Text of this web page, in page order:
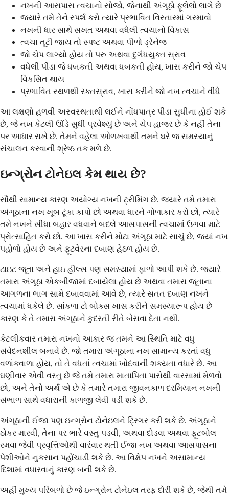
નખની આસપાસ ત્વચાનો સોજો, જેનાથી અંગૂઠો ફૂલેલો લાગે છે
જ્યારે તમે તેને સ્પર્શ કરો ત્યારે પ્રભાવિત વિસ્તારમાં ગરમાવો
નખની ધાર સાથે સખત અથવા વધેલી ત્વચાનો વિકાસ
ત્વચા તૂટી જાય તો સ્પષ્ટ અથવા પીળો ડ્રેનેજ
જો ચેપ લાગ્યો હોય તો પરુ અથવા દુર્ગંધયુક્ત સ્રાવ
વધેલી પીડા જે ધબકતી અથવા ધબકતી હોય, ખાસ કરીને જો ચેપ
વિકસિત થાય
પ્રભાવિત સ્થળથી રક્તસ્રાવ, ખાસ કરીને જો નખ ત્વચાને વીંધે
આ લક્ષણો હળવી અસ્વસ્થતાથી લઈને નોંધપાત્ર પીડા સુધીના હોઈ શકે
છે, જે નખ કેટલી ઊંડે સુધી પ્રવેશ્યું છે અને ચેપ હાજર છે કે નહીં તેના
પર આધાર રાખે છે. તેમને વહેલા ઓળખવાથી તમને ઘરે જ સમસ્યાનું
સંચાલન કરવાની શ્રેષ્ઠ તક મળે છે.
ઇન્ગ્રોન ટોનેઇલ કેમ થાય છે?
સૌથી સામાન્ય કારણ અયોગ્ય નખની ટ્રીમિંગ છે. જ્યારે તમે તમારા
અંગૂઠાના નખ ખૂબ ટૂંકા કાપો છો અથવા ધારને ગોળાકાર કરો છો, ત્યારે
તમે નખને સીધા બહાર વધવાને બદલે આસપાસની ત્વચામાં ઉગવા માટે
પ્રોત્સાહિત કરો છો. આ ખાસ કરીને મોટા અંગૂઠા માટે સાચું છે, જ્યાં નખ
પહોળો હોય છે અને ફૂટવેરના દબાણ હેઠળ હોય છે.
ટાઇટ જૂતા અને હાઇ હીલ્સ પણ સમસ્યામાં ફાળો આપી શકે છે. જ્યારે
તમારા અંગૂઠા એકબીજામાં દબાયેલા હોય છે અથવા તમારા જૂતાના
આગળના ભાગ સામે દબાવવામાં આવે છે, ત્યારે સતત દબાણ નખને
ત્વચામાં ધકેલે છે. સાંકળા ટો બોક્સ ખાસ કરીને સમસ્યારૂપ હોય છે
કારણ કે તે તમારા અંગૂઠાને કુદરતી રીતે બેસવા દેતા નથી.
કેટલીકવાર તમારા નખનો આકાર જ તમને આ સ્થિતિ માટે વધુ
સંવેદનશીલ બનાવે છે. જો તમારા અંગૂઠાના નખ સામાન્ય કરતાં વધુ
વળાંકવાળા હોય, તો તે વધતાં ત્વચામાં ખોદવાની શક્યતા વધારે છે. આ
ઘણીવાર એવી વસ્તુ છે જે તમે તમારા માતાપિતા પાસેથી વારસામાં મેળવો
છો, અને તેનો અર્થ એ છે કે તમારે તમારા જીવનકાળ દરમિયાન નખની
સંભાળ સાથે વધારાની કાળજી લેવી પડી શકે છે.
અંગૂઠાની ઈજા પણ ઇન્ગ્રોન ટોનેઇલને ટ્રિગર કરી શકે છે. અંગૂઠાને
ઠોકર મારવી, તેના પર ભારે વસ્તુ પડવી, અથવા દોડવા અથવા ફૂટબોલ
રમવા જેવી પ્રવૃત્તિઓથી વારંવાર થતી ઈજા નખ અથવા આસપાસના
પેશીઓને નુકસાન પહોંચાડી શકે છે. આ વિક્ષેપ નખને અસામાન્ય
દિશામાં વધારવાનું કારણ બની શકે છે.
અહીં મુખ્ય પરિબળો છે જે ઇન્ગ્રોન ટોનેઇલ તરફ દોરી શકે છે, જેથી તમે